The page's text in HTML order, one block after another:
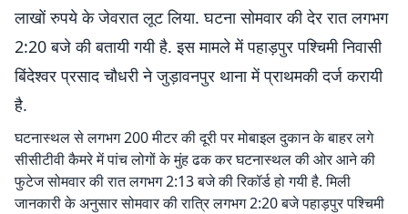
लाखों रुपये के जेवरात लूट लिया. घटना सोमवार की देर रात लगभग
2:20 बजे की बतायी गयी है. इस मामले में पहाड़पुर पश्चिमी निवासी
बिंदेश्वर प्रसाद चौधरी ने जुड़ावनपुर थाना में प्राथमकी दर्ज करायी
है.
घटनास्थल से लगभग 200 मीटर की दूरी पर मोबाइल दुकान के बाहर लगे
सीसीटीवी कैमरे में पांच लोगों के मुंह ढक कर घटनास्थल की ओर आने की
फुटेज सोमवार की रात लगभग 2:13 बजे की रिकॉर्ड हो गयी है. मिली
जानकारी के अनुसार सोमवार की रात्रि लगभग 2:20 बजे पहाड़पुर पश्चिमी